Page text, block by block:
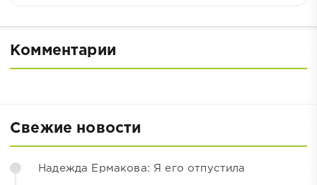
Комментарии
Свежие новости
Надежда Ермакова: Я его отпустила